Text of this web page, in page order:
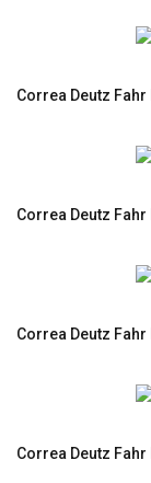
Correa Deutz Fahr
Correa Deutz Fahr
Correa Deutz Fahr
Correa Deutz Fahr